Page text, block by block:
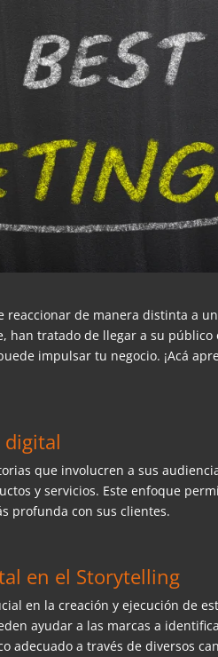
reaccionar de manera distinta a
han tratado de llegar a su
impulsar tu negocio. ¡Acá
que involucren a sus
y servicios. Este enfoque
profunda con sus clientes.
en el Storytelling
en la creación y ejecución de
ayudar a las marcas a
adecuado a través de diversos